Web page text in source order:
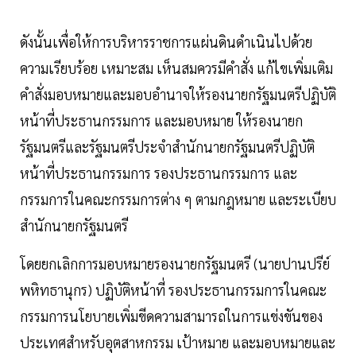
ดังนั้นเพื่อให้การบริหารราชการแผ่นดินดำเนินไปด้วย
ความเรียบร้อย เหมาะสม เห็นสมควรมีคำสั่ง แก้ไขเพิ่มเติม
คำสั่งมอบหมายและมอบอำนาจให้รองนายกรัฐมนตรีปฏิบัติ
หน้าที่ประธานกรรมการ และมอบหมาย ให้รองนายก
รัฐมนตรีและรัฐมนตรีประจำสำนักนายกรัฐมนตรีปฏิบัติ
หน้าที่ประธานกรรมการ รองประธานกรรมการ และ
กรรมการในคณะกรรมการต่าง ๆ ตามกฎหมาย และระเบียบ
สำนักนายกรัฐมนตรี
โดยยกเลิกการมอบหมายรองนายกรัฐมนตรี (นายปานปรีย์
พหิทธานุกร) ปฏิบัติหน้าที่ รองประธานกรรมการในคณะ
กรรมการนโยบายเพิ่มขีดความสามารถในการแข่งขันของ
ประเทศสำหรับอุตสาหกรรม เป้าหมาย และมอบหมายและ